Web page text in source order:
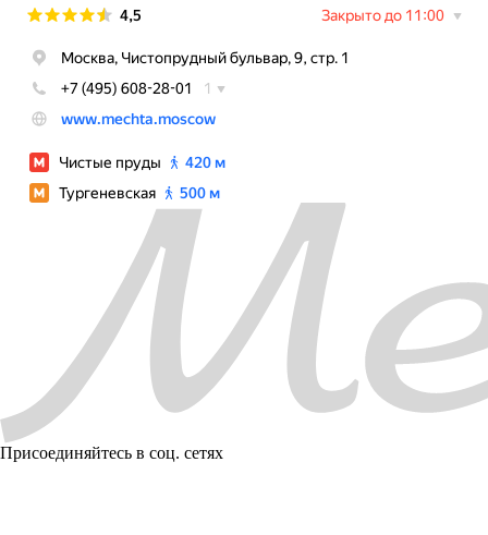
Присоединяйтесь в соц. сетях